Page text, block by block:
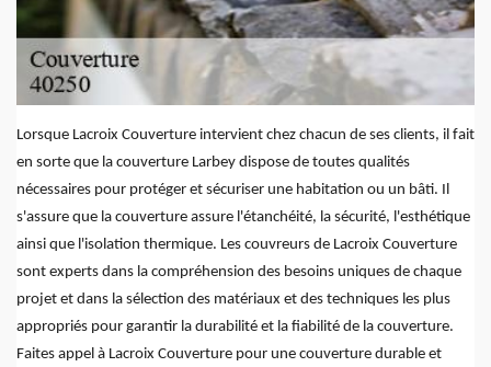
Lorsque Lacroix Couverture intervient chez chacun de ses clients, il fait
en sorte que la couverture Larbey dispose de toutes qualités
nécessaires pour protéger et sécuriser une habitation ou un bâti. Il
s'assure que la couverture assure l'étanchéité, la sécurité, l'esthétique
ainsi que l'isolation thermique. Les couvreurs de Lacroix Couverture
sont experts dans la compréhension des besoins uniques de chaque
projet et dans la sélection des matériaux et des techniques les plus
appropriés pour garantir la durabilité et la fiabilité de la couverture.
Faites appel à Lacroix Couverture pour une couverture durable et